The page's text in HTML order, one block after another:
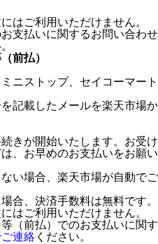
はご利用いただけません。
支払いに関するお問い合わせ
前払）
ニストップ、セイコーマート
記載したメールを楽天市場か
きが開始いたします。お受け
、お早めのお支払いをお願い
い場合、楽天市場が自動でご
合、決済手数料は無料です。
はご利用いただけません。
（前払）でのお支払いに関す
連絡 ください。